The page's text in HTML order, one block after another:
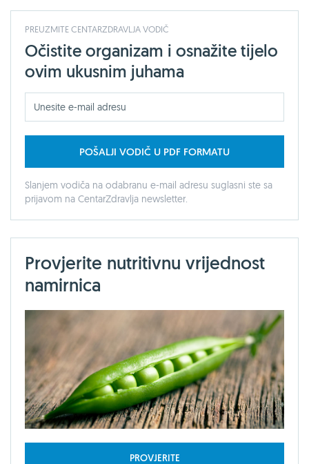
PREUZMITE CENTARZDRAVLJA VODIČ
Očistite organizam i osnažite tijelo
ovim ukusnim juhama
POŠALJI VODIČ U PDF FORMATU
Slanjem vodiča na odabranu e-mail adresu suglasni ste sa
prijavom na CentarZdravlja newsletter.
Provjerite nutritivnu vrijednost
namirnica
PROVJERITE